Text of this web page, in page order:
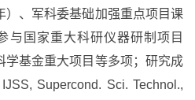
）、军科委基础加强重点项目课
与国家重大科研仪器研制项目
学基金重大项目等多项；研究成
Supercond. Sci. Technol.,